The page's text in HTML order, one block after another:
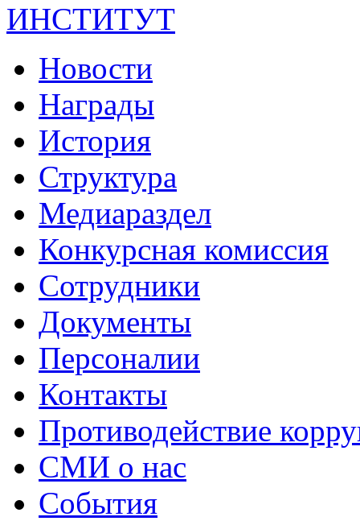
ИНСТИТУТ
Новости
Награды
История
Структура
Медиараздел
Конкурсная комиссия
Сотрудники
Документы
Персоналии
Контакты
Противодействие
СМИ о нас
События